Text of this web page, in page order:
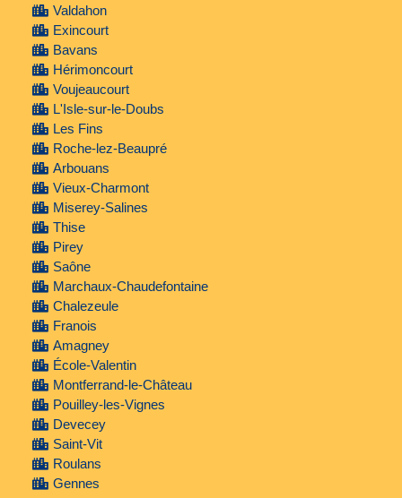
Valdahon
Exincourt
Bavans
Hérimoncourt
Voujeaucourt
L'Isle-sur-le-Doubs
Les Fins
Roche-lez-Beaupré
Arbouans
Vieux-Charmont
Miserey-Salines
Thise
Pirey
Saône
Marchaux-Chaudefontaine
Chalezeule
Franois
Amagney
École-Valentin
Montferrand-le-Château
Pouilley-les-Vignes
Devecey
Saint-Vit
Roulans
Gennes